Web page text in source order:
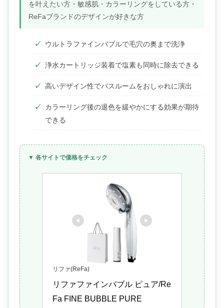
を叶えたい方・敏感肌・カラーリングをしている方・
ReFaブランドのデザインが好きな方
ウルトラファインバブルで毛穴の奥まで洗浄
浄水カートリッジ装着で塩素も同時に除去できる
高いデザイン性でバスルームをおしゃれに演出
カラーリング後の退色を緩やかにする効果が期待
できる
▼ 各サイトで価格をチェック
リファ(ReFa)
リファファインバブル ピュア/Re
Fa FINE BUBBLE PURE